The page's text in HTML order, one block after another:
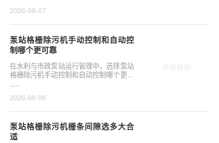
2026-08-07
泵站格栅除污机手动控制和自动控
制哪个更可靠
在水利与市政泵站运行管理中，选择泵站
格栅除污机手动控制和自动控制哪个更可
靠，往往是项目决策的关键环节。这并非
2026-08-06
泵站格栅除污机栅条间隙选多大合
适